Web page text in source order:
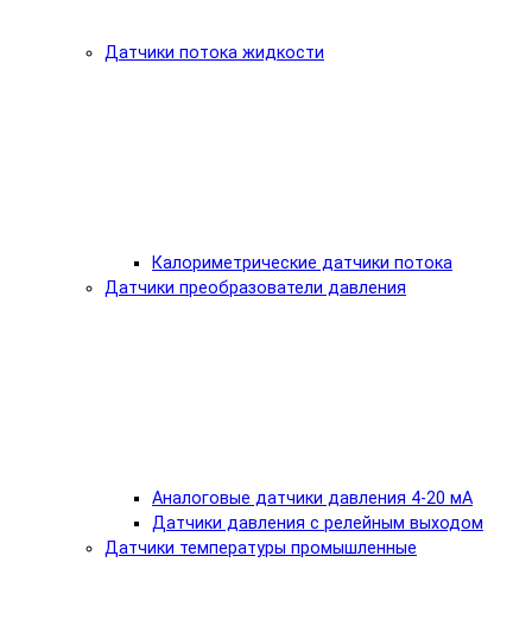
Датчики потока жидкости
Калориметрические датчики потока
Датчики преобразователи давления
Аналоговые датчики давления 4-20 мА
Датчики давления с релейным выходом
Датчики температуры промышленные